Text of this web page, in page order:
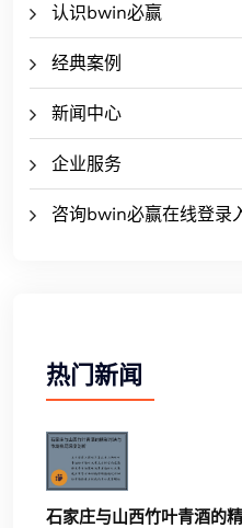
认识bwin必赢
经典案例
新闻中心
企业服务
咨询bwin必赢在线登录
热门新闻
石家庄与山西竹叶青酒的